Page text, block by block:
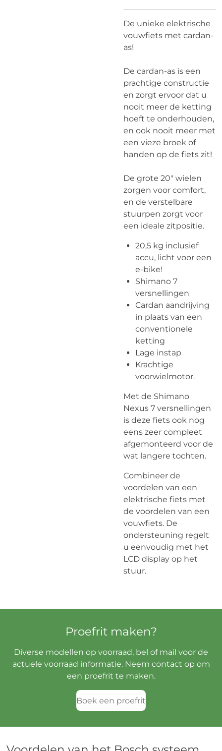
De unieke elektrische
vouwfiets met cardan-
as!
De cardan-as is een
prachtige constructie
en zorgt ervoor dat u
nooit meer de ketting
hoeft te onderhouden,
en ook nooit meer met
een vieze broek of
handen op de fiets zit!
De grote 20" wielen
zorgen voor comfort,
en de verstelbare
stuurpen zorgt voor
een ideale zitpositie.
20,5 kg inclusief
accu, licht voor een
e-bike!
Shimano 7
versnellingen
Cardan aandrijving
in plaats van een
conventionele
ketting
Lage instap
Krachtige
voorwielmotor.
Met de Shimano
Nexus 7 versnellingen
is deze fiets ook nog
eens zeer compleet
afgemonteerd voor de
wat langere tochten.
Combineer de
voordelen van een
elektrische fiets met
de voordelen van een
vouwfiets. De
ondersteuning regelt
u eenvoudig met het
LCD display op het
stuur.
Proefrit maken?
Diverse modellen op voorraad, bel of mail voor de
actuele voorraad informatie. Neem contact op om
een proefrit te maken.
Boek een proefrit